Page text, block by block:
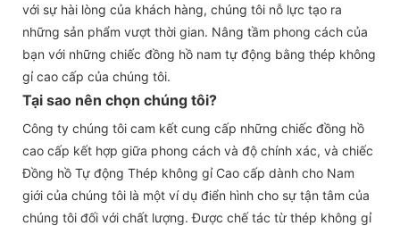
với sự hài lòng của khách hàng, chúng tôi nỗ lực tạo ra
những sản phẩm vượt thời gian. Nâng tầm phong cách của
bạn với những chiếc đồng hồ nam tự động bằng thép không
gỉ cao cấp của chúng tôi.
Tại sao nên chọn chúng tôi?
Công ty chúng tôi cam kết cung cấp những chiếc đồng hồ
cao cấp kết hợp giữa phong cách và độ chính xác, và chiếc
Đồng hồ Tự động Thép không gỉ Cao cấp dành cho Nam
giới của chúng tôi là một ví dụ điển hình cho sự tận tâm của
chúng tôi đối với chất lượng. Được chế tác từ thép không gỉ